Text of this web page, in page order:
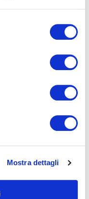
Mostra dettagli
au Las Vegas